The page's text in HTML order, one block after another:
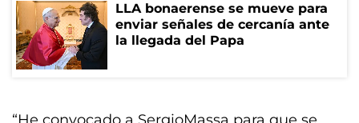
LLA bonaerense se mueve para
enviar señales de cercanía ante
la llegada del Papa